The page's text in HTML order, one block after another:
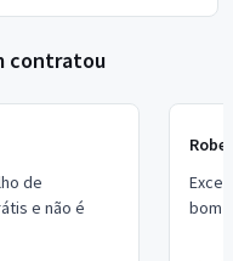
contratou
de
e não é
bom